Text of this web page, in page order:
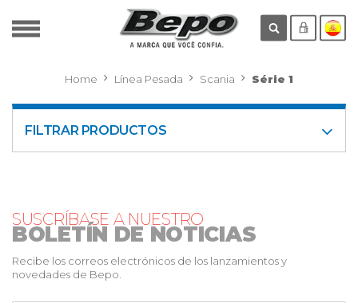
Home Línea Pesada Scania Série 1
FILTRAR PRODUCTOS
SUSCRÍBASE A NUESTRO
BOLETÍN DE NOTICIAS
Recibe los correos electrónicos de los lanzamientos y
novedades de Bepo.